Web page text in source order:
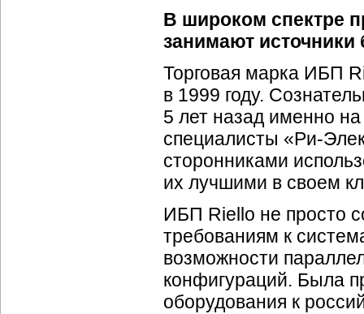
В широком спектре
занимают
Торговая марка ИБП
в 1999 году.
5 лет назад именно
специалисты «Ри-
сторонниками
их лучшими в своем
ИБП Riello не просто
требованиям к
возможности
конфигураций. Была
оборудования к